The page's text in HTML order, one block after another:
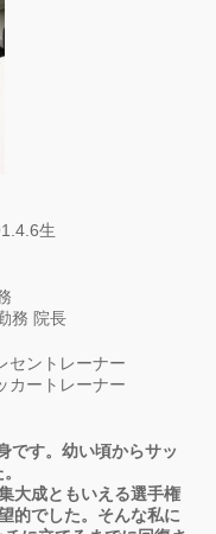
生
務 院長
ントレーナー
ートレーナー
です。幼い頃からサッ
大成ともいえる選手権
的でした。そんな私に